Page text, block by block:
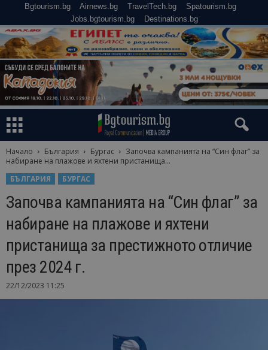
Bgtourism.bg Airnews.bg TravelTech.bg
Spatourism.bg
Jobs.bgtourism.bg
Destinations.bg
Начало България Бургас
Започва кампанията на “Син флаг” за
набиране на плажове и яхтени пристанища...
БЪЛГАРИЯ
БУРГАС
Започва кампанията на “Син флаг” за
набиране на плажове и яхтени
пристанища за престижното отличие
през 2024 г.
22/12/2023 11:25